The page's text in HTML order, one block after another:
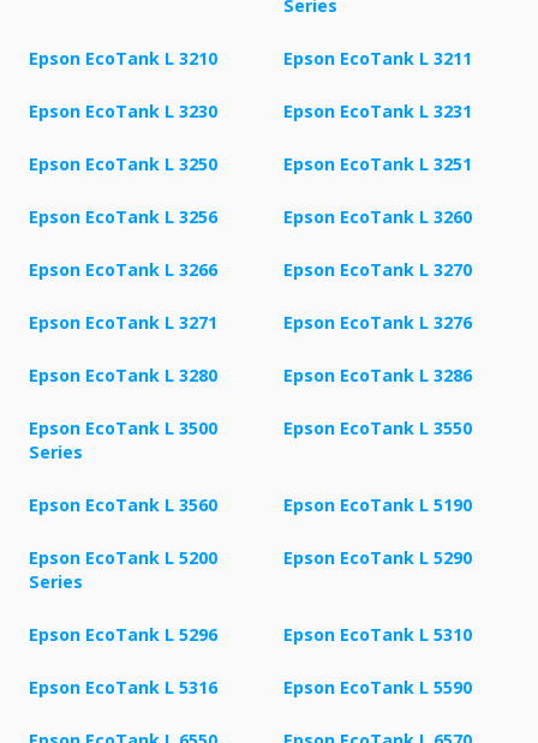
Series
Epson EcoTank L 3210 Epson EcoTank L 3211
Epson EcoTank L 3230 Epson EcoTank L 3231
Epson EcoTank L 3250 Epson EcoTank L 3251
Epson EcoTank L 3256 Epson EcoTank L 3260
Epson EcoTank L 3266 Epson EcoTank L 3270
Epson EcoTank L 3271 Epson EcoTank L 3276
Epson EcoTank L 3280 Epson EcoTank L 3286
Epson EcoTank L 3500
Series
Epson EcoTank L 3550
Epson EcoTank L 3560 Epson EcoTank L 5190
Epson EcoTank L 5200
Series
Epson EcoTank L 5290
Epson EcoTank L 5296 Epson EcoTank L 5310
Epson EcoTank L 5316 Epson EcoTank L 5590